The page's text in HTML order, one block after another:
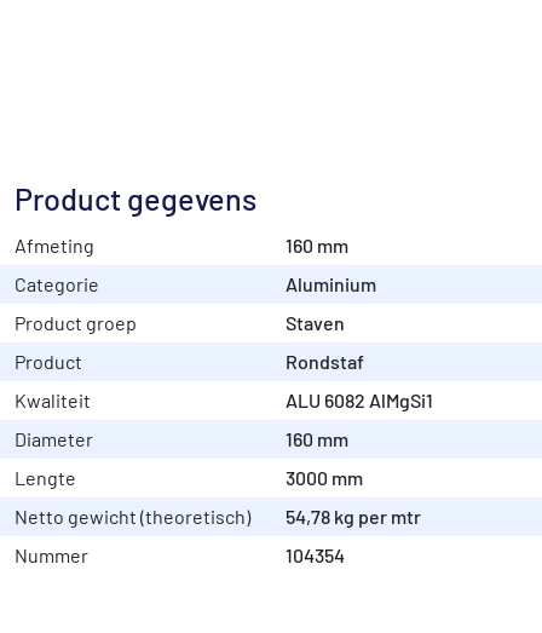
Product gegevens
Afmeting
160 mm
Categorie
Aluminium
Product groep
Staven
Product
Rondstaf
Kwaliteit
ALU 6082 AlMgSi1
Diameter
160 mm
Lengte
3000 mm
Netto gewicht (theoretisch)
54,78 kg per mtr
Nummer
104354